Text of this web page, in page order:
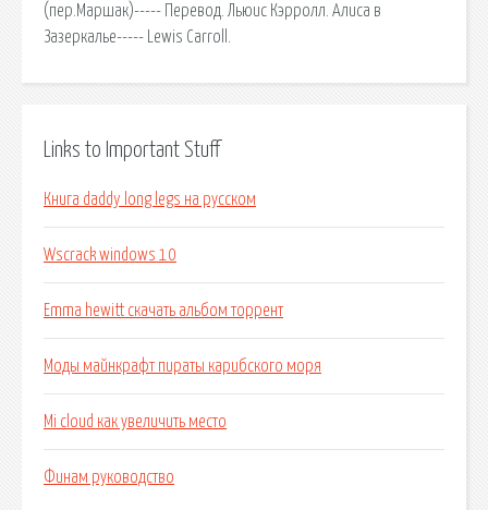
(пер.Маршак)----- Перевод. Льюис Кэрролл. Алиса в
Зазеркалье----- Lewis Carroll.
Links to Important Stuff
Книга daddy long legs на русском
Wscrack windows 10
Emma hewitt скачать альбом торрент
Моды майнкрафт пираты карибского моря
Mi cloud как увеличить место
Финам руководство